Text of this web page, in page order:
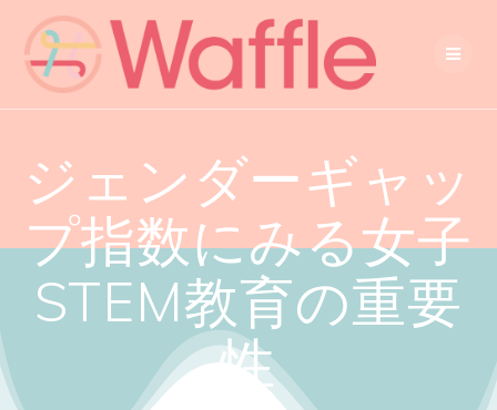
ジェンダーギャッ
プ指数にみる女子
STEM教育の重要
性